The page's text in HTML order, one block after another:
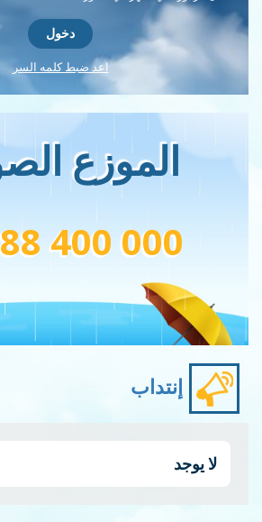
اعد ضبط كلمه السر
الموزع
88 400 000
إنتداب
لا يوجد